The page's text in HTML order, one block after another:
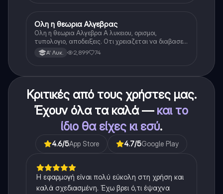
Μαθηματικά
Ολη η θεωρια Αλγεβρας
Ολη η θεωρια Αλγεβρα Α λυκειου, ορισμοι,
τυπολογιο, αποδειξεις. Οτι χρειαζεται να διαβασεις
για το θεωρητικο κομματι της αλγεβρας.
Α' Λυκ. 2,899 74
Κριτικές από τους χρήστες μας.
Έχουν όλα τα καλά — και το
ίδιο θα είχες κι εσύ.
4.6/5App Store 4.7/5Google Play
Η εφαρμογή είναι πολύ εύκολη στη χρήση και
καλά σχεδιασμένη. Έχω βρει ό,τι έψαχνα